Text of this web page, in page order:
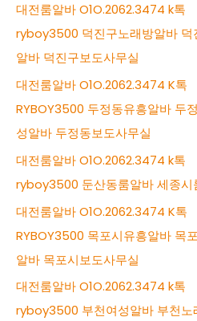
대전룸알바 O1O.2062.3474 k톡
ryboy3500 덕진구노래방알바 덕
알바 덕진구보도사무실
대전룸알바 O1O.2062.3474 K톡
RYBOY3500 두정동유흥알바 두
성알바 두정동보도사무실
대전룸알바 O1O.2062.3474 k톡
ryboy3500 둔산동룸알바 세종시
대전룸알바 O1O.2062.3474 K톡
RYBOY3500 목포시유흥알바 목
알바 목포시보도사무실
대전룸알바 O1O.2062.3474 k톡
ryboy3500 부천여성알바 부천노